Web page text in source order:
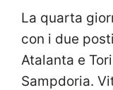
La quarta
con i due
Atalanta e
Sampdoria.